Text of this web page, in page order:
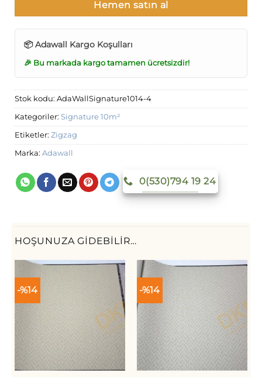
Hemen satın al
📦 Adawall Kargo Koşulları
🎉 Bu markada kargo tamamen ücretsizdir!
Stok kodu: AdaWallSignature1014-4
Kategoriler: Signature 10m²
Etiketler: Zigzag
Marka: Adawall
0(530)794 19 24
HOŞUNUZA GIDEBILIR…
-%14 -%14